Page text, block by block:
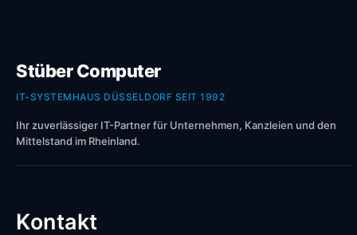
Stüber Computer
IT-SYSTEMHAUS DÜSSELDORF SEIT 1992
Ihr zuverlässiger IT-Partner für Unternehmen, Kanzleien und den
Mittelstand im Rheinland.
Kontakt